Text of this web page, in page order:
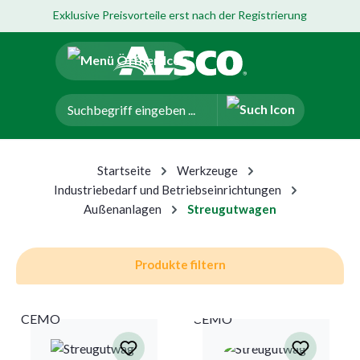
Hauptinhalt springen
Zur Navigation der B2B-Plattform springen
Exklusive Preisvorteile erst nach der Registrierung
Startseite
Werkzeuge
Industriebedarf und Betriebseinrichtungen
Außenanlagen
Streugutwagen
Produkte filtern
CEMO CEMO